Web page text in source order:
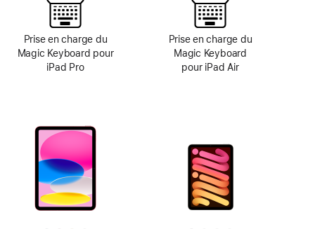
Prise en charge du
Magic Keyboard pour
iPad Pro
Prise en charge du
Magic Keyboard
pour iPad Air